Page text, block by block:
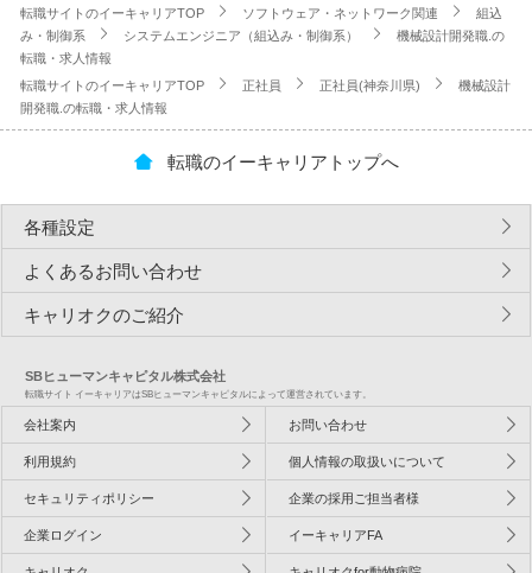
転職サイトのイーキャリアTOP ソフトウェア・ネットワーク関連
組込
み・制御系
システムエンジニア（組込み・制御系）
機械設計開発職.の
転職・求人情報
転職サイトのイーキャリアTOP
正社員 正社員(神奈川県)
機械設計
開発職.の転職・求人情報
転職のイーキャリアトップへ
各種設定
よくあるお問い合わせ
キャリオクのご紹介
SBヒューマンキャピタル株式会社
転職サイト イーキャリアはSBヒューマンキャピタルによって運営されています。
会社案内 お問い合わせ
利用規約 個人情報の取扱いについて
セキュリティポリシー 企業の採用ご担当者様
企業ログイン イーキャリアFA